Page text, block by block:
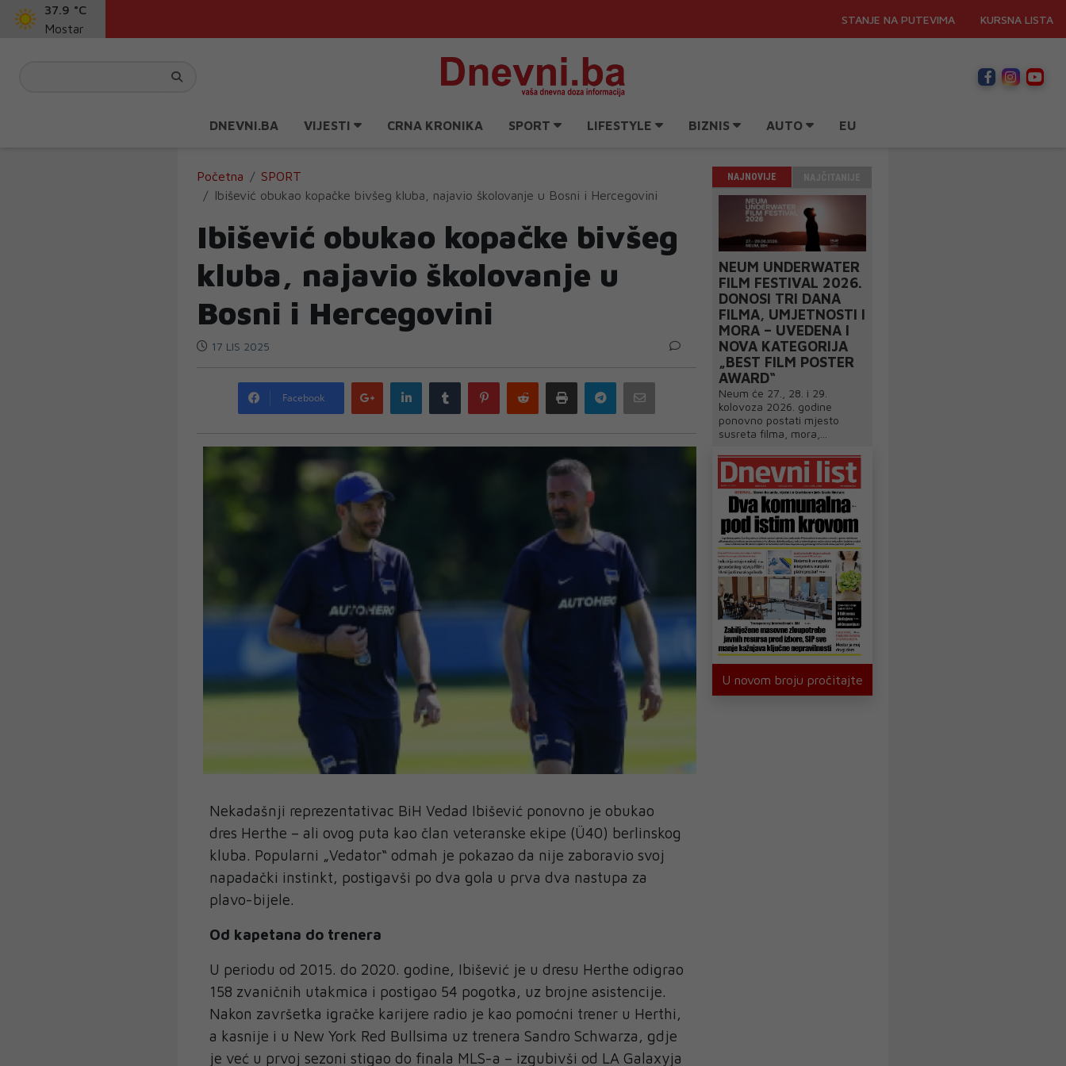
37.9 °C
Mostar
STANJE NA PUTEVIMA KURSNA LISTA
DNEVNI.BA VIJESTI CRNA KRONIKA SPORT LIFESTYLE BIZNIS AUTO EU
Početna
SPORT
Ibišević obukao kopačke bivšeg kluba, najavio školovanje u Bosni i Hercegovini
Ibišević obukao kopačke bivšeg
kluba, najavio školovanje u
Bosni i Hercegovini
17 LIS 2025
Facebook
Google
plus
LinkedIn Tumblr PinterestReddit Print Telegram
Nekadašnji reprezentativac BiH Vedad Ibišević ponovno je obukao
dres Herthe – ali ovog puta kao član veteranske ekipe (Ü40) berlinskog
kluba. Popularni „Vedator“ odmah je pokazao da nije zaboravio svoj
napadački instinkt, postigavši po dva gola u prva dva nastupa za
plavo-bijele.
Od kapetana do trenera
U periodu od 2015. do 2020. godine, Ibišević je u dresu Herthe odigrao
158 zvaničnih utakmica i postigao 54 pogotka, uz brojne asistencije.
Nakon završetka igračke karijere radio je kao pomoćni trener u Herthi,
a kasnije i u New York Red Bullsima uz trenera Sandro Schwarza, gdje
je već u prvoj sezoni stigao do finala MLS-a – izgubivši od LA Galaxyja
NAJNOVIJE
NEUM UNDERWATER
FILM FESTIVAL 2026.
DONOSI TRI DANA
FILMA, UMJETNOSTI I
MORA – UVEDENA I
NOVA KATEGORIJA
„BEST FILM POSTER
AWARD“
Neum će 27., 28. i 29.
kolovoza 2026. godine
ponovno postati mjesto
susreta filma, mora,...
U novom broju pročitajte